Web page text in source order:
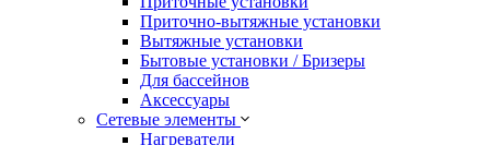
Приточно-вытяжные установки
Вытяжные установки
Бытовые установки / Бризеры
Для бассейнов
Аксессуары
Сетевые элементы
Нагреватели